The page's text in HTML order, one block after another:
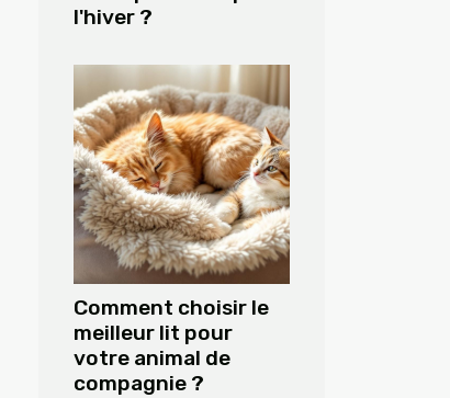
l'hiver ?
Comment choisir le
meilleur lit pour
votre animal de
compagnie ?